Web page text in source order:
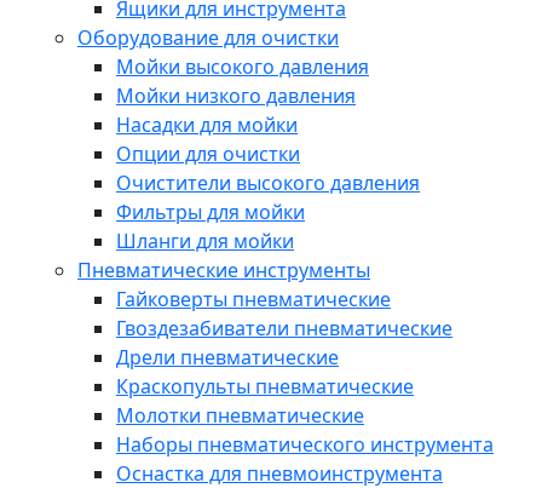
Ящики для инструмента
Оборудование для очистки
Мойки высокого давления
Мойки низкого давления
Насадки для мойки
Опции для очистки
Очистители высокого давления
Фильтры для мойки
Шланги для мойки
Пневматические инструменты
Гайковерты пневматические
Гвоздезабиватели пневматические
Дрели пневматические
Краскопульты пневматические
Молотки пневматические
Наборы пневматического инструмента
Оснастка для пневмоинструмента